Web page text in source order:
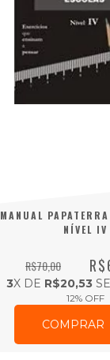
MANUAL
NÍVEL IV
R$70,00
12% OFF
3X DE R$20,53
COMPRAR